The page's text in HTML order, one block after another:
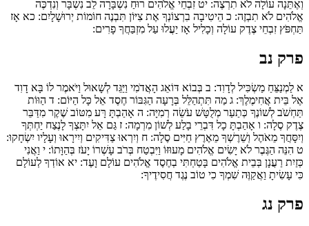
וְאֶתֵּנָה עוֹלָה לֹא תִרְצֶה: יט זִבְחֵי אֱלֹהִים רוּחַ נִשְׁבָּרָה לֵב נִשְׁבָּר וְנִדְכֶּה
אֱלֹהִים לֹא תִבְזֶה: כ הֵיטִיבָה בִרְצוֹנְךָ אֶת צִיּוֹן תִּבְנֶה חוֹמוֹת יְרוּשָׁלָיִם: כא אָז
תַּחְפֹּץ זִבְחֵי צֶדֶק עוֹלָה וְכָלִיל אָז יַעֲלוּ עַל מִזְבַּחֲךָ פָרִים:
פרק נב
א לַמְנַצֵּחַ מַשְׂכִּיל לְדָוִד: ב בְּבוֹא דּוֹאֵג הָאֲדֹמִי וַיַּגֵּד לְשָׁאוּל וַיֹּאמֶר לוֹ בָּא דָוִד
אֶל בֵּית אֲחִימֶלֶךְ: ג מַה תִּתְהַלֵּל בְּרָעָה הַגִּבּוֹר חֶסֶד אֵל כָּל הַיּוֹם: ד הַוּוֹת
תַּחְשֹׁב לְשׁוֹנֶךָ כְּתַעַר מְלֻטָּשׁ עֹשֵׂה רְמִיָּה: ה אָהַבְתָּ רָּע מִטּוֹב שֶׁקֶר מִדַּבֵּר
צֶדֶק סֶלָה: ו אָהַבְתָּ כָל דִּבְרֵי בָלַע לְשׁוֹן מִרְמָה: ז גַּם אֵל יִתָּצְךָ לָנֶצַח יַחְתְּךָ
וְיִסָּחֲךָ מֵאֹהֶל וְשֵׁרֶשְׁךָ מֵאֶרֶץ חַיִּים סֶלָה: ח וְיִרְאוּ צַדִּיקִים וְיִירָאוּ וְעָלָיו יִשְׂחָקוּ:
ט הִנֵּה הַגֶּבֶר לֹא יָשִׂים אֱלֹהִים מָעוּזּוֹ וַיִּבְטַח בְּרֹב עָשְׁרוֹ יָעֹז בְּהַוָּתוֹ: י וַאֲנִי
כְּזַיִת רַעֲנָן בְּבֵית אֱלֹהִים בָּטַחְתִּי בְחֶסֶד אֱלֹהִים עוֹלָם וָעֶד: יא אוֹדְךָ לְעוֹלָם
כִּי עָשִׂיתָ וַאֲקַוֶּה שִׁמְךָ כִי טוֹב נֶגֶד חֲסִידֶיךָ:
פרק נג